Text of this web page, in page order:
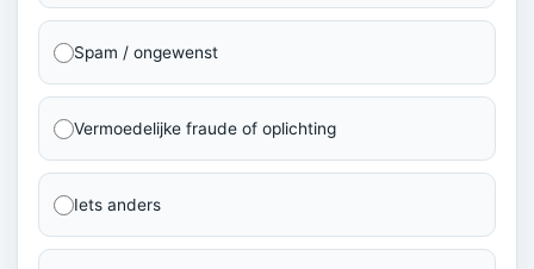
Spam / ongewenst
Vermoedelijke fraude of oplichting
Iets anders